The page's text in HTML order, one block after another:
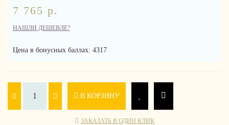
7 765 р.
НАШЛИ ДЕШЕВЛЕ?
Цена в бонусных баллах: 4317
В КОРЗИНУ
ЗАКАЗАТЬ В ОДИН КЛИК